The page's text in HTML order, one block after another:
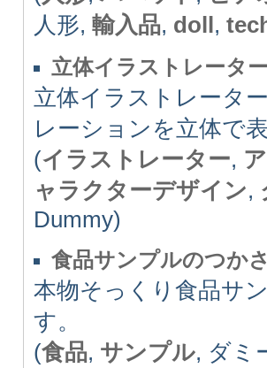
人形, 輸入品, doll,
立体イラストレータ
立体イラストレータ
レーションを立体で
(イラストレーター,
ャラクターデザイン,
Dummy)
食品サンプルのつか
本物そっくり食品サ
す。
(食品, サンプル, ダミ